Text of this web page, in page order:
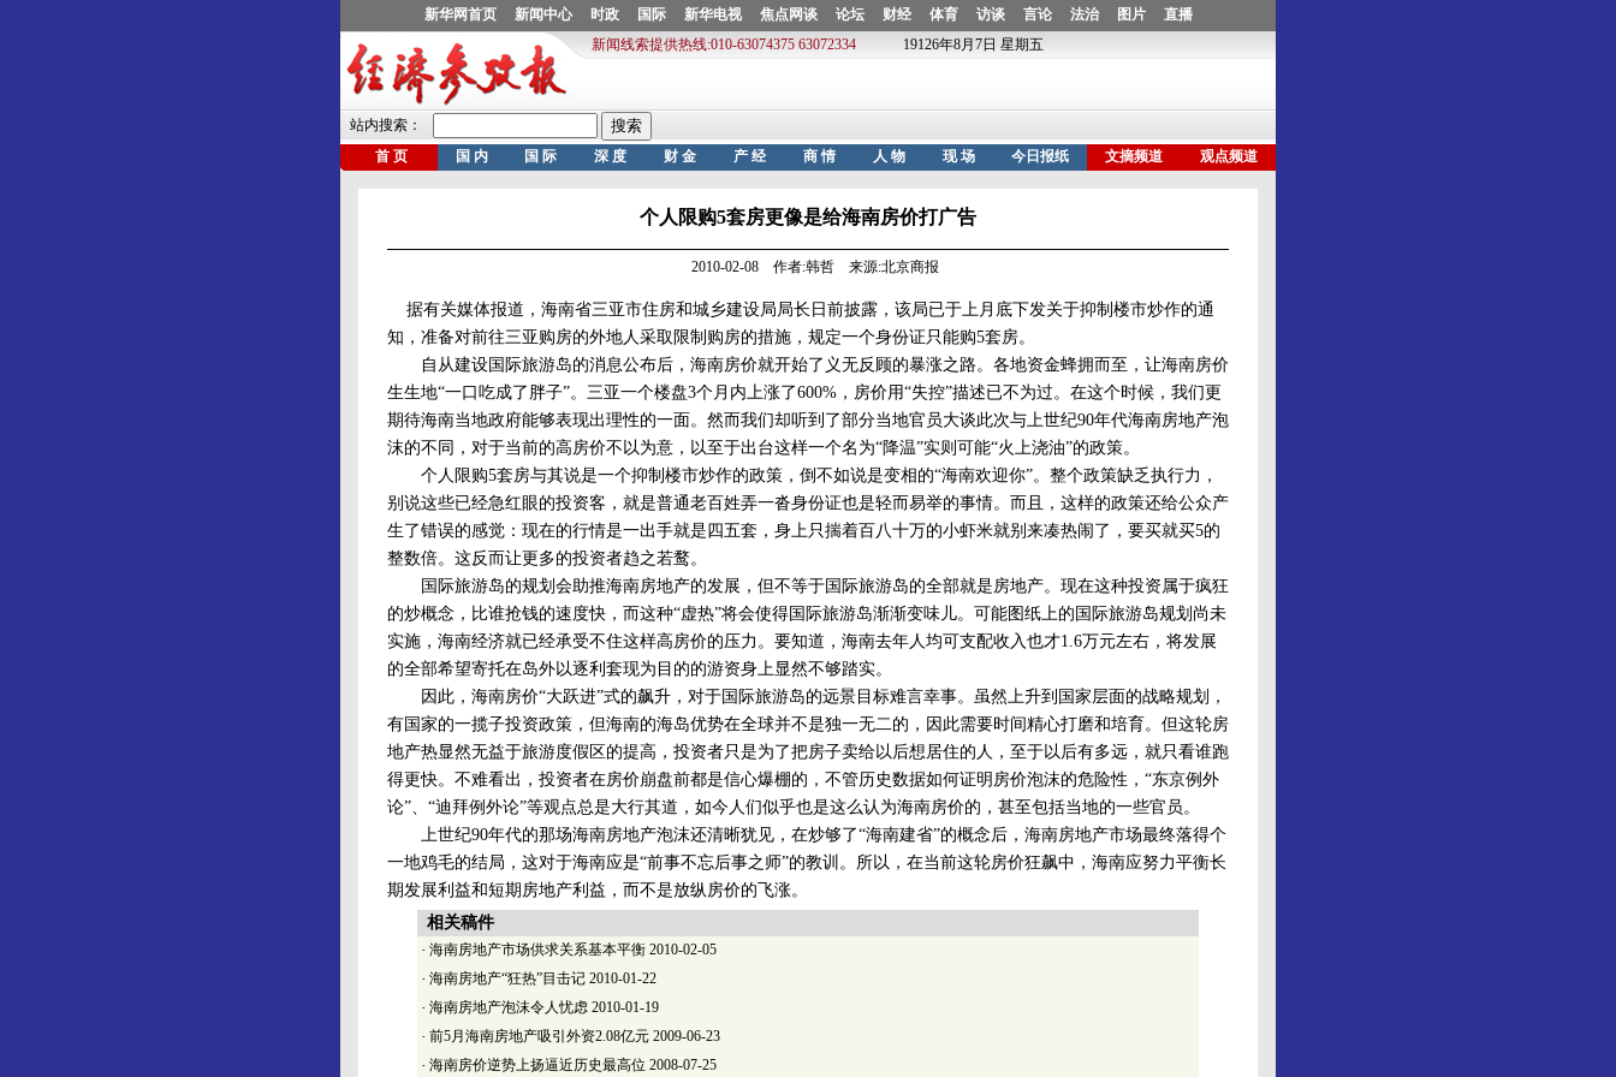
个人限购5套房更像是给海南房价打广告
2010-02-08 作者:韩哲 来源:北京商报
据有关媒体报道，海南省三亚市住房和城乡建设局局长日前披露，该局已于上月底下发关于抑制楼市炒作的通
知，准备对前往三亚购房的外地人采取限制购房的措施，规定一个身份证只能购5套房。
自从建设国际旅游岛的消息公布后，海南房价就开始了义无反顾的暴涨之路。各地资金蜂拥而至，让海南房价
生生地“一口吃成了胖子”。三亚一个楼盘3个月内上涨了600%，房价用“失控”描述已不为过。在这个时候，我们更
期待海南当地政府能够表现出理性的一面。然而我们却听到了部分当地官员大谈此次与上世纪90年代海南房地产泡
沫的不同，对于当前的高房价不以为意，以至于出台这样一个名为“降温”实则可能“火上浇油”的政策。
个人限购5套房与其说是一个抑制楼市炒作的政策，倒不如说是变相的“海南欢迎你”。整个政策缺乏执行力，
别说这些已经急红眼的投资客，就是普通老百姓弄一沓身份证也是轻而易举的事情。而且，这样的政策还给公众产
生了错误的感觉：现在的行情是一出手就是四五套，身上只揣着百八十万的小虾米就别来凑热闹了，要买就买5的
整数倍。这反而让更多的投资者趋之若鹜。
国际旅游岛的规划会助推海南房地产的发展，但不等于国际旅游岛的全部就是房地产。现在这种投资属于疯狂
的炒概念，比谁抢钱的速度快，而这种“虚热”将会使得国际旅游岛渐渐变味儿。可能图纸上的国际旅游岛规划尚未
实施，海南经济就已经承受不住这样高房价的压力。要知道，海南去年人均可支配收入也才1.6万元左右，将发展
的全部希望寄托在岛外以逐利套现为目的的游资身上显然不够踏实。
因此，海南房价“大跃进”式的飙升，对于国际旅游岛的远景目标难言幸事。虽然上升到国家层面的战略规划，
有国家的一揽子投资政策，但海南的海岛优势在全球并不是独一无二的，因此需要时间精心打磨和培育。但这轮房
地产热显然无益于旅游度假区的提高，投资者只是为了把房子卖给以后想居住的人，至于以后有多远，就只看谁跑
得更快。不难看出，投资者在房价崩盘前都是信心爆棚的，不管历史数据如何证明房价泡沫的危险性，“东京例外
论”、“迪拜例外论”等观点总是大行其道，如今人们似乎也是这么认为海南房价的，甚至包括当地的一些官员。
上世纪90年代的那场海南房地产泡沫还清晰犹见，在炒够了“海南建省”的概念后，海南房地产市场最终落得个
一地鸡毛的结局，这对于海南应是“前事不忘后事之师”的教训。所以，在当前这轮房价狂飙中，海南应努力平衡长
期发展利益和短期房地产利益，而不是放纵房价的飞涨。
相关稿件
· 海南房地产市场供求关系基本平衡 2010-02-05
· 海南房地产“狂热”目击记 2010-01-22
· 海南房地产泡沫令人忧虑 2010-01-19
· 前5月海南房地产吸引外资2.08亿元 2009-06-23
· 海南房价逆势上扬逼近历史最高位 2008-07-25